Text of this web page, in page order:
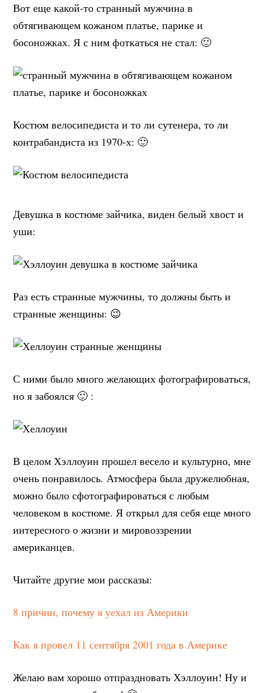
Вот еще какой-то странный мужчина в
обтягивающем кожаном платье, парике и
босоножках. Я с ним фоткаться не стал: 🙂
Костюм велосипедиста и то ли сутенера, то ли
контрабандиста из 1970-х: 🙂
Девушка в костюме зайчика, виден белый хвост и
уши:
Раз есть странные мужчины, то должны быть и
странные женщины: 😉
С ними было много желающих фотографироваться,
но я забоялся 🙂 :
В целом Хэллоуин прошел весело и культурно, мне
очень понравилось. Атмосфера была дружелюбная,
можно было сфотографироваться с любым
человеком в костюме. Я открыл для себя еще много
интересного о жизни и мировоззрении
американцев.
Читайте другие мои рассказы:
8 причин, почему я уехал из Америки
Как я провел 11 сентября 2001 года в Америке
Желаю вам хорошо отпраздновать Хэллоуин! Ну и